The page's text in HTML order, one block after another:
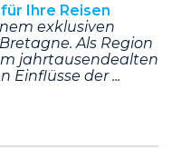
Ihre Reisen
exklusiven
Als Region
jahrtausendealten
Einflüsse der